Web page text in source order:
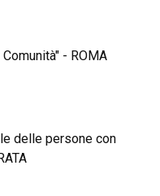
- ROMA
delle persone con